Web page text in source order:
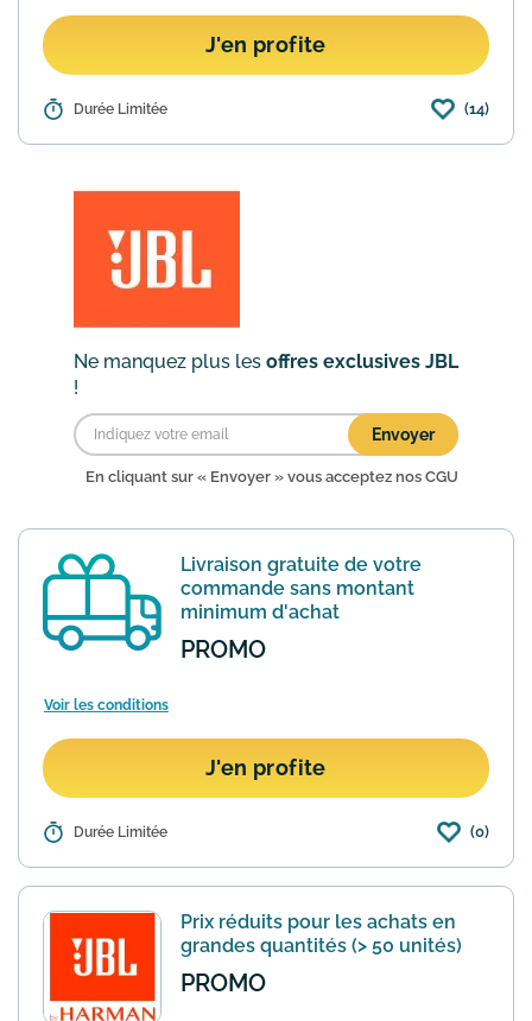
J'en profite
Détails : Avant de passer commande sur le site
de recevoir les informations les plus
Durée Limitée (14)
Ne manquez plus les offres exclusives JBL
!
Envoyer
En cliquant sur « Envoyer » vous acceptez nos CGU
Livraison gratuite de votre
commande sans montant
minimum d'achat
PROMO
Voir les conditions
J'en profite
Détails : Pour toute commande sur le site de la
livraison gratuite sans montant
minimum d'achat. La réduction
s'applique automatiquement au pani...
En savoir plus
Durée Limitée (0)
Prix réduits pour les achats en
grandes quantités (> 50 unités)
PROMO